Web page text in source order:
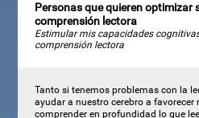
Personas que quieren optimizar
comprensión lectora
Estimular mis capacidades
comprensión lectora
Tanto si tenemos problemas con la
ayudar a nuestro cerebro a favorecer
comprender en profundidad lo que